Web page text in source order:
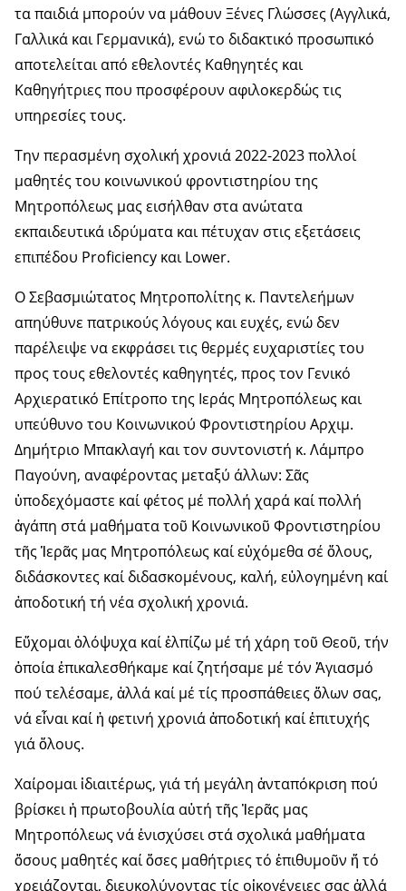
τα παιδιά μπορούν να μάθουν Ξένες Γλώσσες (Αγγλικά,
Γαλλικά και Γερμανικά), ενώ το διδακτικό προσωπικό
αποτελείται από εθελοντές Καθηγητές και
Καθηγήτριες που προσφέρουν αφιλοκερδώς τις
υπηρεσίες τους.
Την περασμένη σχολική χρονιά 2022-2023 πολλοί
μαθητές του κοινωνικού φροντιστηρίου της
Μητροπόλεως μας εισήλθαν στα ανώτατα
εκπαιδευτικά ιδρύματα και πέτυχαν στις εξετάσεις
επιπέδου Proficiency και Lower.
Ο Σεβασμιώτατος Μητροπολίτης κ. Παντελεήμων
απηύθυνε πατρικούς λόγους και ευχές, ενώ δεν
παρέλειψε να εκφράσει τις θερμές ευχαριστίες του
προς τους εθελοντές καθηγητές, προς τον Γενικό
Αρχιερατικό Επίτροπο της Ιεράς Μητροπόλεως και
υπεύθυνο του Κοινωνικού Φροντιστηρίου Αρχιμ.
Δημήτριο Μπακλαγή και τον συντονιστή κ. Λάμπρο
Παγούνη, αναφέροντας μεταξύ άλλων: Σᾶς
ὑποδεχόμαστε καί φέτος μέ πολλή χαρά καί πολλή
ἀγάπη στά μαθήματα τοῦ Κοινωνικοῦ Φρο­ντι­στηρίου
τῆς Ἱερᾶς μας Μητρο­πόλεως καί εὐχόμεθα σέ ὅλους,
διδάσκοντες καί διδασκομένους, καλή, εὐλογημένη καί
ἀποδοτική τή νέα σχολική χρονιά.
Εὔχομαι ὁλόψυχα καί ἐλπίζω μέ τή χάρη τοῦ Θεοῦ, τήν
ὁποία ἐπι­καλεσθήκαμε καί ζητήσαμε μέ τόν Ἁγιασμό
πού τελέσαμε, ἀλλά καί μέ τίς προσπάθειες ὅλων σας,
νά εἶναι καί ἡ φετινή χρονιά ἀποδο­τική καί ἐπιτυχής
γιά ὅλους.
Χαίρομαι ἰδιαιτέρως, γιά τή μεγά­λη ἀνταπόκριση πού
βρίσκει ἡ πρωτοβουλία αὐτή τῆς Ἱερᾶς μας
Μητροπόλεως νά ἐνισχύσει στά σχολικά μαθήματα
ὅσους μα­θητές καί ὅσες μαθήτριες τό ἐπι­θυμοῦν ἤ τό
χρειάζονται, διευκο­λύνοντας τίς οἰκογένειες σας ἀλλά